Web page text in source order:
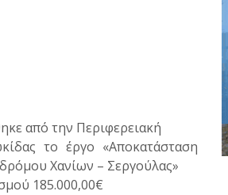
από την Περιφερειακή
το έργο «Αποκατάσταση
Χανίων – Σεργούλας»
185.000,00€